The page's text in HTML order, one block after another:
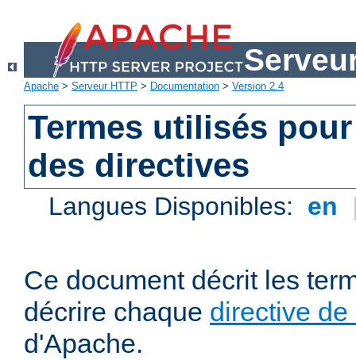
Apache > Serveur HTTP > Documentation > Version 2.4
Termes utilisés
des directives
Langues Disponibles: en
Ce document décrit les
décrire chaque directive
d'Apache.